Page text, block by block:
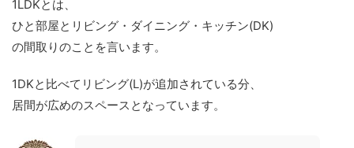
1LDKとは、
ひと部屋とリビング・ダイニング・キッチン(DK)
の間取りのことを言います。
1DKと比べてリビング(L)が追加されている分、
居間が広めのスペースとなっています。